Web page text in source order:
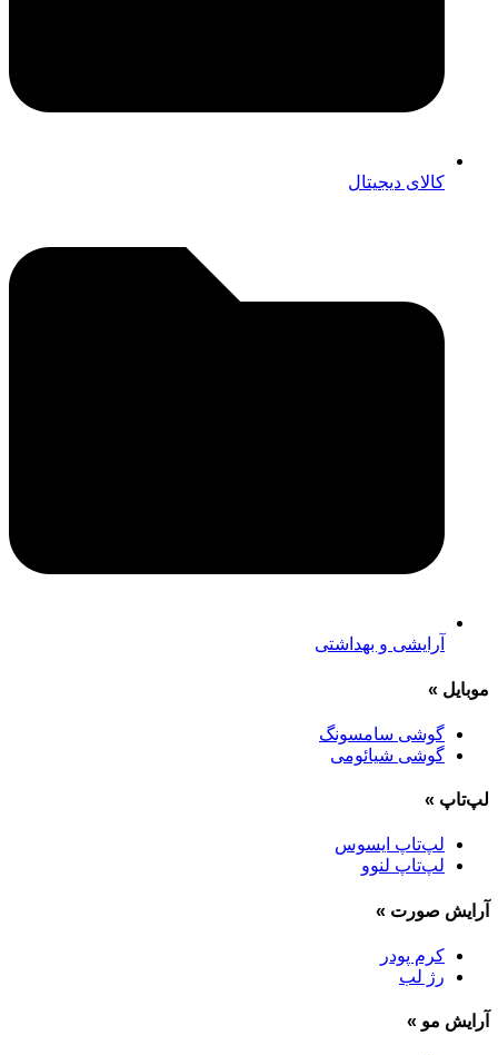
کالای دیجیتال
آرایشی و بهداشتی
موبایل »
گوشی سامسونگ
گوشی شیائومی
لپ‌تاپ »
لپ‌تاپ ایسوس
لپ‌تاپ لنوو
آرایش صورت »
کرم پودر
رژ لب
آرایش مو »